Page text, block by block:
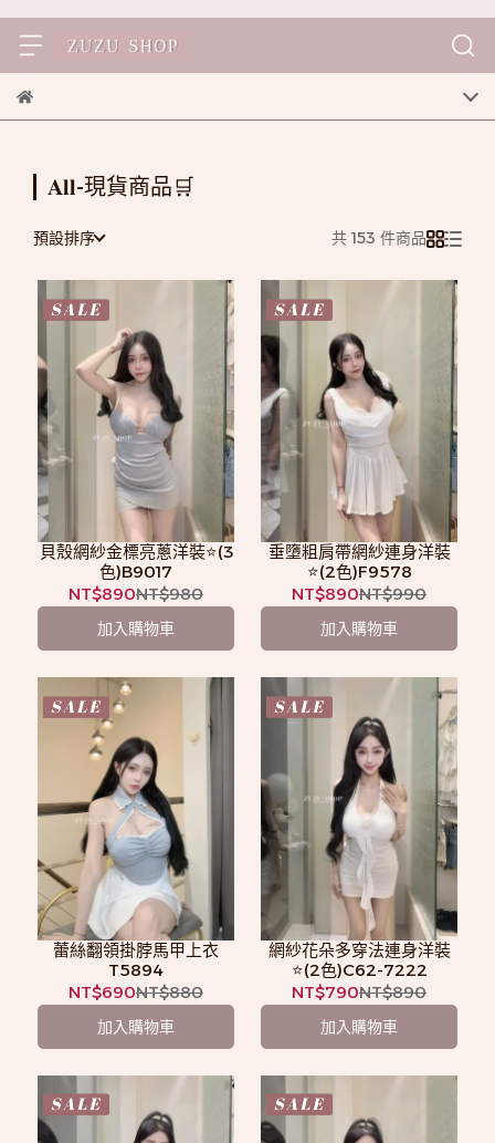
𝐀𝐥𝐥-現貨商品🛒
預設排序 共 153 件商品
貝殼網紗金標亮蔥洋裝⭐️(3
色)B9017
NT$890NT$980
加入購物車
垂墮粗肩帶網紗連身洋裝
⭐️(2色)F9578
NT$890NT$990
加入購物車
蕾絲翻領掛脖馬甲上衣
T5894
NT$690NT$880
加入購物車
網紗花朵多穿法連身洋裝
⭐️(2色)C62-7222
NT$790NT$890
加入購物車